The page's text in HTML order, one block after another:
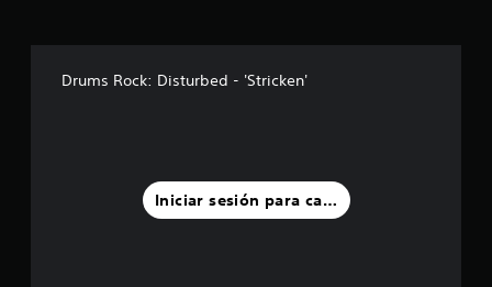
Drums Rock: Disturbed - 'Stricken'
Iniciar sesión para calificar